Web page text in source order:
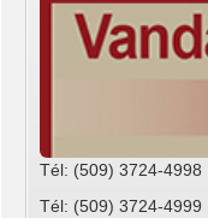
Tél: (509) 3724-4998
Tél: (509) 3724-4999